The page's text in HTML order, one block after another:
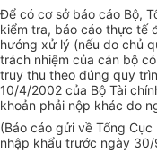
Để có cơ sở báo cáo Bộ,
kiểm tra, báo cáo thực tế
hướng xử lý (nếu do chủ
trách nhiệm của cán bộ
truy thu theo đúng quy
10/4/2002 của Bộ Tài
khoản phải nộp khác do
(Báo cáo gửi về Tổng
nhập khẩu trước ngày